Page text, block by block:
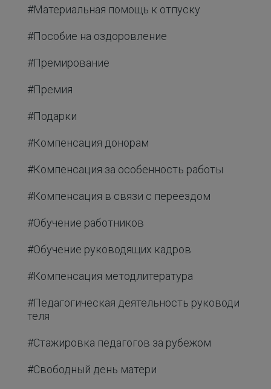
#Материальная помощь к отпуску
#Пособие на оздоровление
#Премирование
#Премия
#Подарки
#Компенсация донорам
#Компенсация за особенность работы
#Компенсация в связи с переездом
#Обучение работников
#Обучение руководящих кадров
#Компенсация методлитература
#Педагогическая деятельность руководи
теля
#Стажировка педагогов за рубежом
#Свободный день матери